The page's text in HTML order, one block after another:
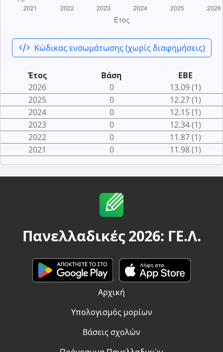
code_xml Κώδικας ενσωμάτωσης (χωρίς διαφημήσεις)
Έτος Βάση
ΕΒΕ
2026
0
13.09 (1)
2025
0
12.27 (1)
2024
0
12.15 (1)
2023
0
12.34 (1)
2022
0
11.87 (1)
2021
0 11.98 (1)
Πανελλαδικές 2026: ΓΕ.Λ.
Αρχική
Υπολογισμός μορίων
Βάσεις σχολών